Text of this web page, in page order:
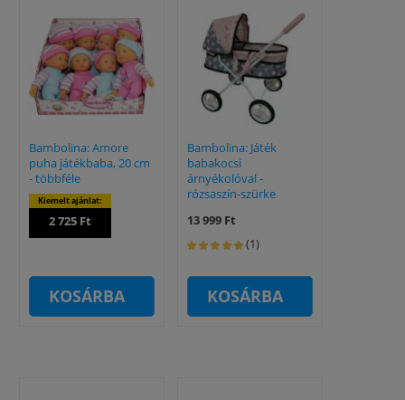
Bambolina: Amore
puha játékbaba, 20 cm
- többféle
Kiemelt ajánlat:
2 725 Ft
KOSÁRBA
Bambolina: Játék
babakocsi
árnyékolóval -
rózsaszín-szürke
13 999 Ft
(1)
KOSÁRBA